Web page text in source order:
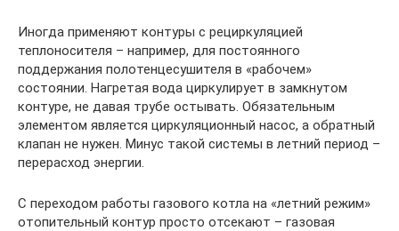
Иногда применяют контуры с рециркуляцией
теплоносителя – например, для постоянного
поддержания полотенцесушителя в «рабочем»
состоянии. Нагретая вода циркулирует в замкнутом
контуре, не давая трубе остывать. Обязательным
элементом является циркуляционный насос, а обратный
клапан не нужен. Минус такой системы в летний период –
перерасход энергии.
С переходом работы газового котла на «летний режим»
отопительный контур просто отсекают – газовая